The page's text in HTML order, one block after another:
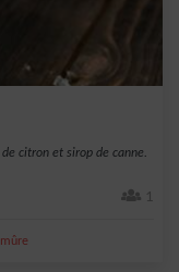
citron et sirop de canne.
1